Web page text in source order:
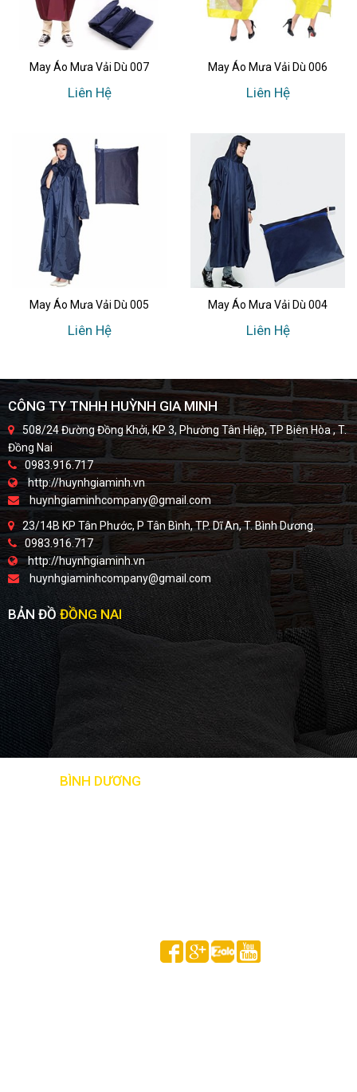
May Áo Mưa Vải Dù 007
Liên Hệ
May Áo Mưa Vải Dù 006
Liên Hệ
May Áo Mưa Vải Dù 005
Liên Hệ
May Áo Mưa Vải Dù 004
Liên Hệ
CÔNG TY TNHH HUỲNH GIA MINH
508/24 Đường Đồng Khởi, KP 3, Phường Tân Hiệp, TP Biên Hòa , T.
Đồng Nai
0983.916.717
http://huynhgiaminh.vn
huynhgiaminhcompany@gmail.com
23/14B KP Tân Phước, P Tân Bình, TP. Dĩ An, T. Bình Dương.
0983.916.717
http://huynhgiaminh.vn
huynhgiaminhcompany@gmail.com
BẢN ĐỒĐỒNG NAI
BÌNH DƯƠNG